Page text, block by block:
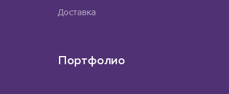
Доставка
Портфолио